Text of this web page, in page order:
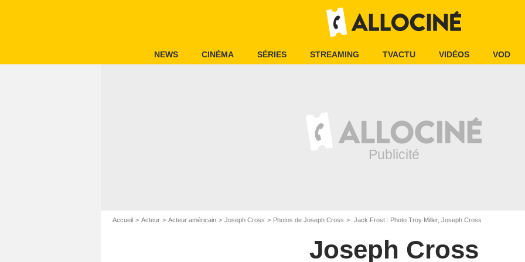
NEWS CINÉMA SÉRIES STREAMING TVACTU VIDÉOS VOD
Accueil Acteur Acteur américain Joseph Cross Photos de Joseph Cross Jack Frost : Photo Troy Miller, Joseph Cross
Joseph Cross